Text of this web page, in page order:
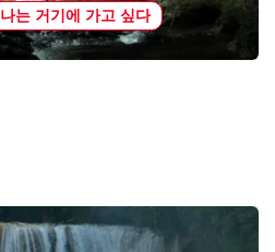
나는 거기에 가고 싶다